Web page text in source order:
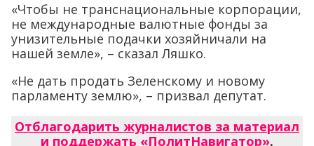
«Чтобы не транснациональные корпорации,
не международные валютные фонды за
унизительные подачки хозяйничали на
нашей земле», – сказал Ляшко.
«Не дать продать Зеленскому и новому
парламенту землю», – призвал депутат.
Отблагодарить журналистов за материал
и поддержать «ПолитНавигатор».